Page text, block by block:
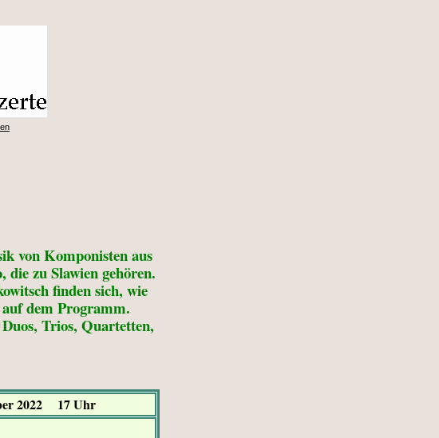
von Komponisten aus
die zu Slawien gehören.
finden sich, wie
dem Programm.
Trios, Quartetten,
2022 17 Uhr